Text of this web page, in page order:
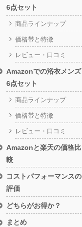
6点セット
商品ラインナップ
価格帯と特徴
レビュー・口コミ
Amazonでの浴衣メンズ
6点セット
商品ラインナップ
価格帯と特徴
レビュー・口コミ
Amazonと楽天の価格比
較
コストパフォーマンスの
評価
どちらがお得か？
まとめ